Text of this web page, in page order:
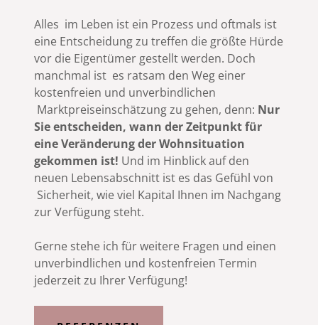
Alles im Leben ist ein Prozess und oftmals ist
eine Entscheidung zu treffen die größte Hürde
vor die Eigentümer gestellt werden. Doch
manchmal ist es ratsam den Weg einer
kostenfreien und unverbindlichen
Marktpreiseinschätzung zu gehen, denn: Nur
Sie entscheiden, wann der Zeitpunkt für
eine Veränderung der Wohnsituation
gekommen ist! Und im Hinblick auf den
neuen Lebensabschnitt ist es das Gefühl von
Sicherheit, wie viel Kapital Ihnen im Nachgang
zur Verfügung steht.
Gerne stehe ich für weitere Fragen und einen
unverbindlichen und kostenfreien Termin
jederzeit zu Ihrer Verfügung!